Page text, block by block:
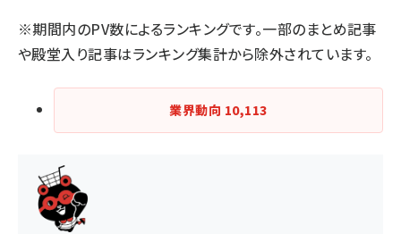
※期間内のPV数によるランキングです。一部のまとめ記事
や殿堂入り記事はランキング集計から除外されています。
業界動向 10,113